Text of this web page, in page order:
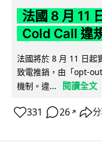
法國 8 月 11
Cold Call 違
法國將於 8 月 11 日起
致電推銷，由「opt-
機制。違...
閱讀全文
331 26 ↗